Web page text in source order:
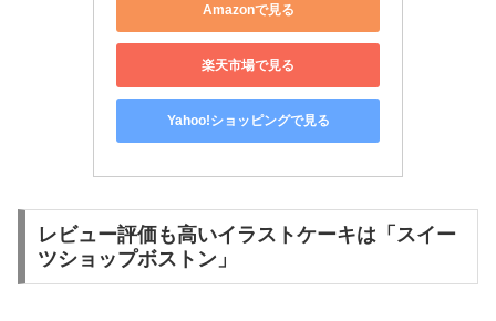
Amazonで見る
楽天市場で見る
Yahoo!ショッピングで見る
レビュー評価も高いイラストケーキは「スイー
ツショップボストン」